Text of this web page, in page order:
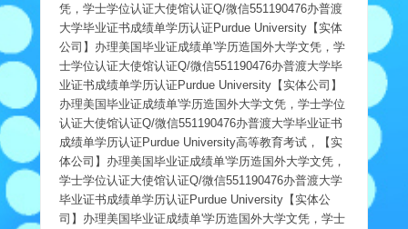
凭，学士学位认证大使馆认证Q/微信551190476办普渡
大学毕业证书成绩单学历认证Purdue University【实体
公司】办理美国毕业证成绩单'学历造国外大学文凭，学
士学位认证大使馆认证Q/微信551190476办普渡大学毕
业证书成绩单学历认证Purdue University【实体公司】
办理美国毕业证成绩单'学历造国外大学文凭，学士学位
认证大使馆认证Q/微信551190476办普渡大学毕业证书
成绩单学历认证Purdue University高等教育考试，【实
体公司】办理美国毕业证成绩单'学历造国外大学文凭，
学士学位认证大使馆认证Q/微信551190476办普渡大学
毕业证书成绩单学历认证Purdue University【实体公
司】办理美国毕业证成绩单'学历造国外大学文凭，学士